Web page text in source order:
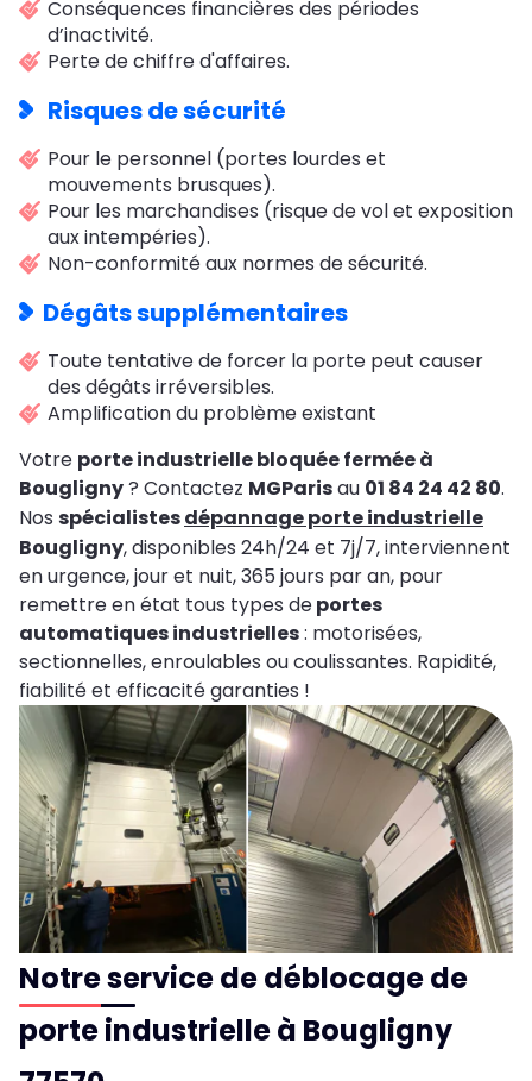
Conséquences financières des périodes
d’inactivité.
Perte de chiffre d'affaires.
Risques de sécurité
Pour le personnel (portes lourdes et
mouvements brusques).
Pour les marchandises (risque de vol et exposition
aux intempéries).
Non-conformité aux normes de sécurité.
Dégâts supplémentaires
Toute tentative de forcer la porte peut causer
des dégâts irréversibles.
Amplification du problème existant
Votre porte industrielle bloquée fermée à
Bougligny? Contactez MGParisau 01 84 24 42 80.
Nos spécialistesdépannage porte industrielle
Bougligny, disponibles 24h/24 et 7j/7, interviennent
en urgence, jour et nuit, 365 jours par an, pour
remettre en état tous types deportes
automatiques industrielles: motorisées,
sectionnelles, enroulables ou coulissantes. Rapidité,
fiabilité et efficacité garanties !
Notre service de déblocage de
porte industrielle à Bougligny